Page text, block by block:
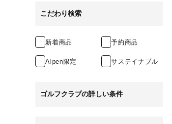
こだわり検索
新着商品 予約商品
Alpen限定 サステイナブル
ゴルフクラブの詳しい条件